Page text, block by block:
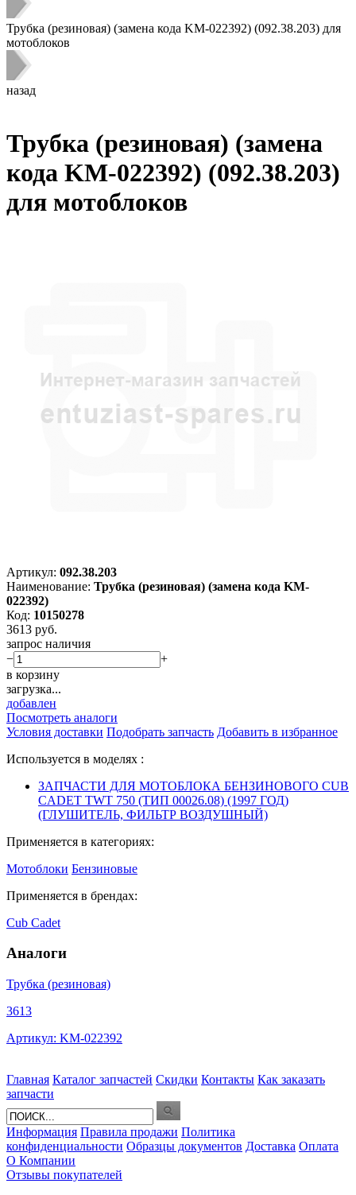
Трубка (резиновая) (замена кода KM-022392) (092.38.203) для
мотоблоков
назад
Трубка (резиновая) (замена
кода KM-022392) (092.38.203)
для мотоблоков
Артикул: 092.38.203
Наименование: Трубка (резиновая) (замена кода KM-
022392)
Код: 10150278
3613 руб.
запрос наличия
−
+
в корзину
загрузка...
добавлен
Посмотреть аналоги
Условия доставки Подобрать запчасть Добавить в избранное
Используется в моделях :
ЗАПЧАСТИ ДЛЯ МОТОБЛОКА БЕНЗИНОВОГО CUB
CADET TWT 750 (ТИП 00026.08) (1997 ГОД)
(ГЛУШИТЕЛЬ, ФИЛЬТР ВОЗДУШНЫЙ)
Применяется в категориях:
Мотоблоки Бензиновые
Применяется в брендах:
Cub Cadet
Аналоги
Трубка (резиновая)
3613
Артикул: KM-022392
Главная Каталог запчастей Скидки Контакты Как заказать
запчасти
Информация Правила продажи Политика
конфиденциальности Образцы документов Доставка Оплата
О Компании
Отзывы покупателей